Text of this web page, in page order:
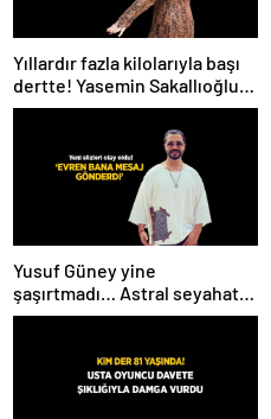
Yıllardır fazla kilolarıyla başı
dertte! Yasemin Sakallıoğlu
zayıflamasının sırrını açıkladı
Yusuf Güney yine
şaşırtmadı… Astral seyahat
ve uzaylılardan sonra şimdi